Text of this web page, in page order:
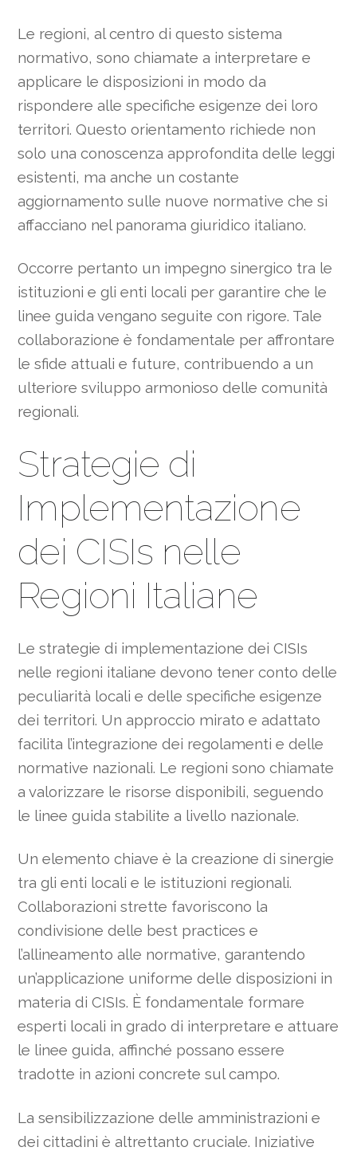
Le regioni, al centro di questo sistema
normativo, sono chiamate a interpretare e
applicare le disposizioni in modo da
rispondere alle specifiche esigenze dei loro
territori. Questo orientamento richiede non
solo una conoscenza approfondita delle leggi
esistenti, ma anche un costante
aggiornamento sulle nuove normative che si
affacciano nel panorama giuridico italiano.
Occorre pertanto un impegno sinergico tra le
istituzioni e gli enti locali per garantire che le
linee guida vengano seguite con rigore. Tale
collaborazione è fondamentale per affrontare
le sfide attuali e future, contribuendo a un
ulteriore sviluppo armonioso delle comunità
regionali.
Strategie di
Implementazione
dei CISIs nelle
Regioni Italiane
Le strategie di implementazione dei CISIs
nelle regioni italiane devono tener conto delle
peculiarità locali e delle specifiche esigenze
dei territori. Un approccio mirato e adattato
facilita l’integrazione dei regolamenti e delle
normative nazionali. Le regioni sono chiamate
a valorizzare le risorse disponibili, seguendo
le linee guida stabilite a livello nazionale.
Un elemento chiave è la creazione di sinergie
tra gli enti locali e le istituzioni regionali.
Collaborazioni strette favoriscono la
condivisione delle best practices e
l’allineamento alle normative, garantendo
un’applicazione uniforme delle disposizioni in
materia di CISIs. È fondamentale formare
esperti locali in grado di interpretare e attuare
le linee guida, affinché possano essere
tradotte in azioni concrete sul campo.
La sensibilizzazione delle amministrazioni e
dei cittadini è altrettanto cruciale. Iniziative